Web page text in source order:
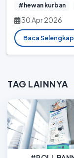
#hewan kurban
30 Apr 2026
Baca
TAG LAINNYA